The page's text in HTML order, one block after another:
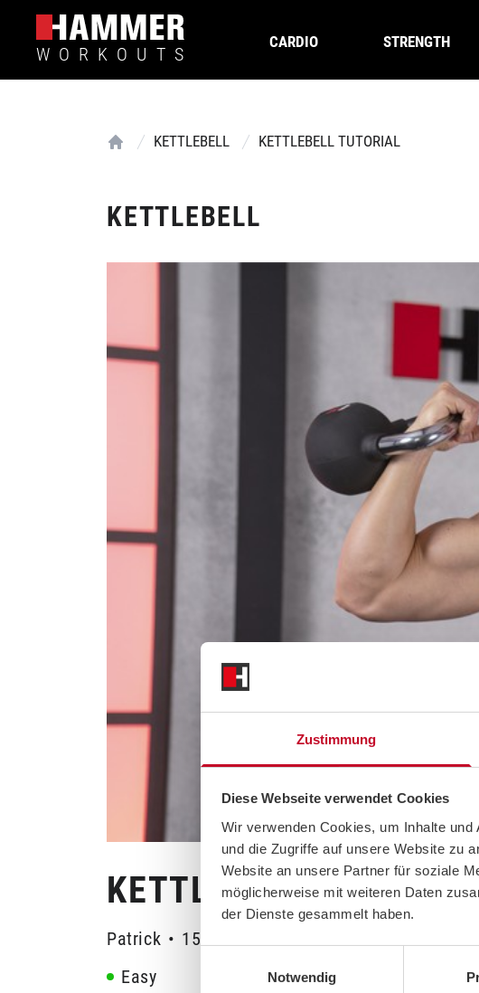
Zustimmung
Diese Webseite verwendet Cookies
Wir verwenden Cookies, um Inhalte
und die Zugriffe auf unsere Website zu
Website an unsere Partner für soziale
möglicherweise mit weiteren Daten
der Dienste gesammelt haben.
Notwendig
WORKOUTS
CARDIO STRENGTH
KETTLEBELL KETTLEBELL TUTORIAL
KETTLEBELL
KETTLEBELL
Patrick • 15 Min
Easy